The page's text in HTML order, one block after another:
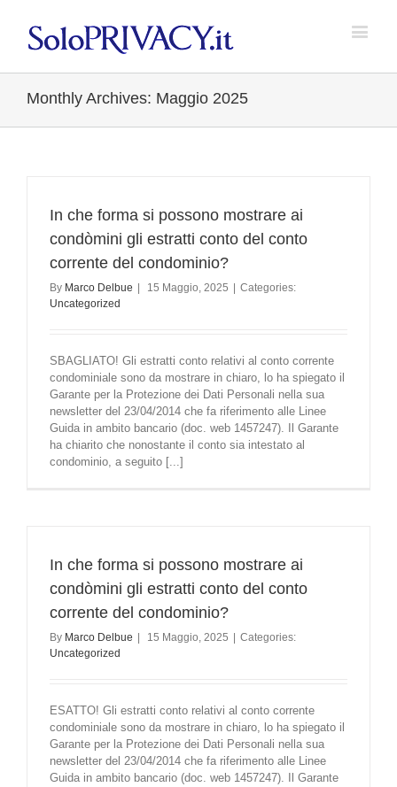
Monthly Archives: Maggio 2025
In che forma si possono mostrare ai
condòmini gli estratti conto del conto
corrente del condominio?
By Marco Delbue 15 Maggio, 2025
Categories:
Uncategorized
SBAGLIATO! Gli estratti conto relativi al conto corrente
condominiale sono da mostrare in chiaro, lo ha spiegato il
Garante per la Protezione dei Dati Personali nella sua
newsletter del 23/04/2014 che fa riferimento alle Linee
Guida in ambito bancario (doc. web 1457247). Il Garante
ha chiarito che nonostante il conto sia intestato al
condominio, a seguito [...]
In che forma si possono mostrare ai
condòmini gli estratti conto del conto
corrente del condominio?
By Marco Delbue 15 Maggio, 2025
Categories:
Uncategorized
ESATTO! Gli estratti conto relativi al conto corrente
condominiale sono da mostrare in chiaro, lo ha spiegato il
Garante per la Protezione dei Dati Personali nella sua
newsletter del 23/04/2014 che fa riferimento alle Linee
Guida in ambito bancario (doc. web 1457247). Il Garante